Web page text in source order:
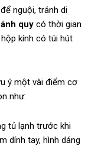
nguội, tránh di
quy có thời gian
kính có túi hút
ý một vài điểm cơ
như:
tủ lạnh trước khi
dính tay, hình dáng